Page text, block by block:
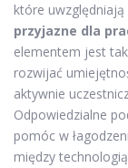
które
przyjazne dla
elementem jest
rozwijać
aktywnie
Odpowiedzialne
pomóc w
między